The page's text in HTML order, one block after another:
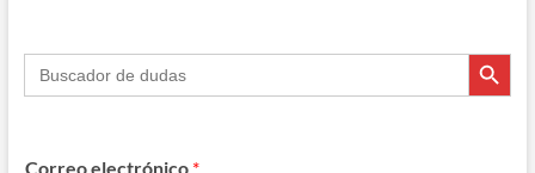
Buscar: Botón de
Correo electrónico *